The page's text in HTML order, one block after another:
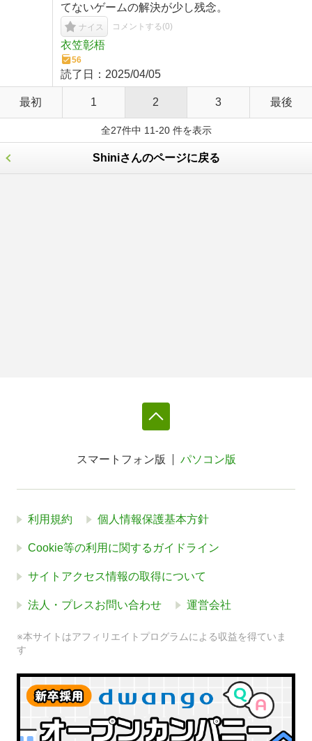
てないゲームの解決が少し残念。
ナイス コメントする(0)
衣笠彰梧
56
読了日： 2025/04/05
最初 1 2 3 最後
全27件中 11-20 件を表示
Shiniさんのページに戻る
スマートフォン版 パソコン版
利用規約 個人情報保護基本方針
Cookie等の利用に関するガイドライン
サイトアクセス情報の取得について
法人・プレスお問い合わせ 運営会社
※本サイトはアフィリエイトプログラムによる収益を得ていま
す